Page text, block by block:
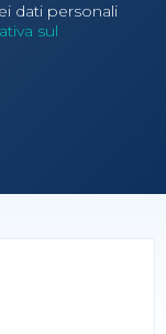
dati personali
sul